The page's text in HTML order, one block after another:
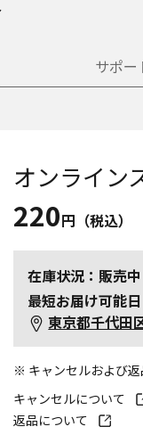
サポー
オンライン
220円（税込）
在庫状況：販売中
最短お届け可能
東京都千代田
※ キャンセルおよび返
キャンセルについて
返品について